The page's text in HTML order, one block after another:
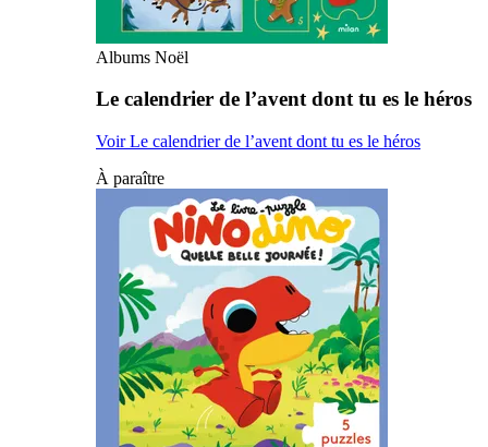
Albums Noël
Le calendrier de l’avent dont tu es le héros
Voir Le calendrier de l’avent dont tu es le héros
À paraître